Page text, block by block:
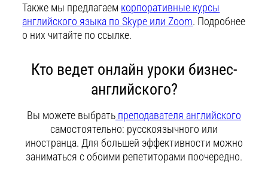
Также мы предлагаем корпоративные курсы
английского языка по Skype или Zoom. Подробнее
о них читайте по ссылке.
Кто ведет онлайн уроки бизнес-
английского?
Вы можете выбрать преподавателя английского
самостоятельно: русскоязычного или
иностранца. Для большей эффективности можно
заниматься с обоими репетиторами поочередно.